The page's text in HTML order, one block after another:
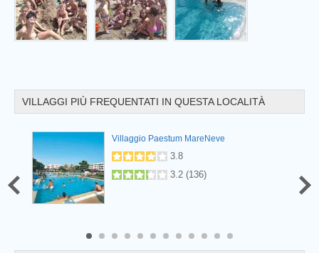
VILLAGGI PIÙ FREQUENTATI IN QUESTA LOCALITÀ
Villaggio Paestum MareNeve
3.8
3.2 (136)